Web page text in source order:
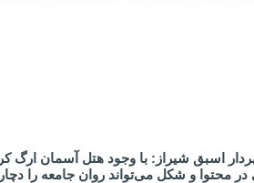
اسبق شیراز: با وجود هتل آسمان ارگ
محتوا و شکل می‌تواند روان جامعه را